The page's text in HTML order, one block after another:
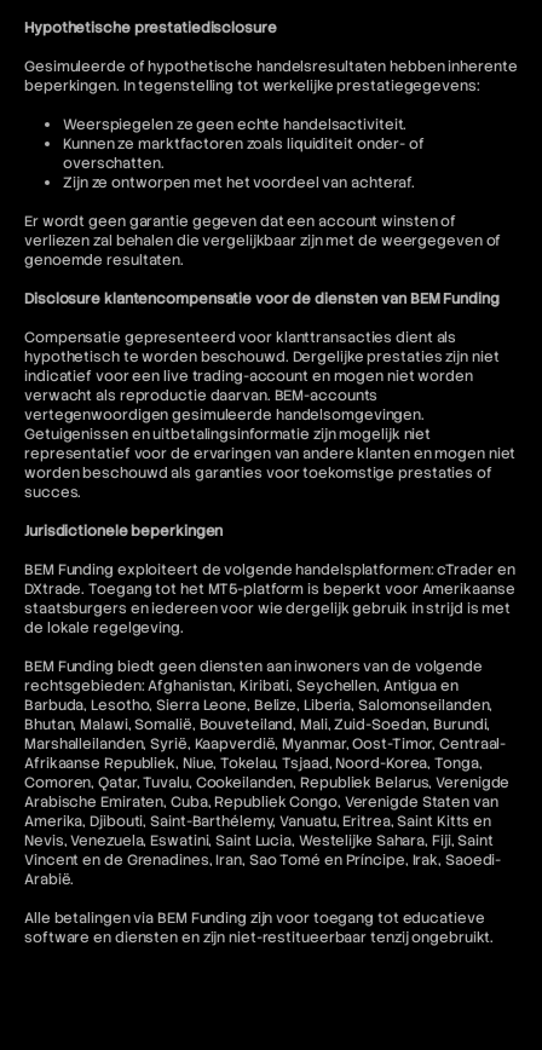
Hypothetische prestatiedisclosure
Gesimuleerde of hypothetische handelsresultaten hebben inherente
beperkingen. In tegenstelling tot werkelijke prestatiegegevens:
Weerspiegelen ze geen echte handelsactiviteit.
Kunnen ze marktfactoren zoals liquiditeit onder- of
overschatten.
Zijn ze ontworpen met het voordeel van achteraf.
Er wordt geen garantie gegeven dat een account winsten of
verliezen zal behalen die vergelijkbaar zijn met de weergegeven of
genoemde resultaten.
Disclosure klantencompensatie voor de diensten van BEM Funding
Compensatie gepresenteerd voor klanttransacties dient als
hypothetisch te worden beschouwd. Dergelijke prestaties zijn niet
indicatief voor een live trading-account en mogen niet worden
verwacht als reproductie daarvan. BEM-accounts
vertegenwoordigen gesimuleerde handelsomgevingen.
Getuigenissen en uitbetalingsinformatie zijn mogelijk niet
representatief voor de ervaringen van andere klanten en mogen niet
worden beschouwd als garanties voor toekomstige prestaties of
succes.
Jurisdictionele beperkingen
BEM Funding exploiteert de volgende handelsplatformen: cTrader en
DXtrade. Toegang tot het MT5-platform is beperkt voor Amerikaanse
staatsburgers en iedereen voor wie dergelijk gebruik in strijd is met
de lokale regelgeving.
BEM Funding biedt geen diensten aan inwoners van de volgende
rechtsgebieden: Afghanistan, Kiribati, Seychellen, Antigua en
Barbuda, Lesotho, Sierra Leone, Belize, Liberia, Salomonseilanden,
Bhutan, Malawi, Somalië, Bouveteiland, Mali, Zuid-Soedan, Burundi,
Marshalleilanden, Syrië, Kaapverdië, Myanmar, Oost-Timor, Centraal-
Afrikaanse Republiek, Niue, Tokelau, Tsjaad, Noord-Korea, Tonga,
Comoren, Qatar, Tuvalu, Cookeilanden, Republiek Belarus, Verenigde
Arabische Emiraten, Cuba, Republiek Congo, Verenigde Staten van
Amerika, Djibouti, Saint-Barthélemy, Vanuatu, Eritrea, Saint Kitts en
Nevis, Venezuela, Eswatini, Saint Lucia, Westelijke Sahara, Fiji, Saint
Vincent en de Grenadines, Iran, Sao Tomé en Príncipe, Irak, Saoedi-
Arabië.
Alle betalingen via BEM Funding zijn voor toegang tot educatieve
software en diensten en zijn niet-restitueerbaar tenzij ongebruikt.